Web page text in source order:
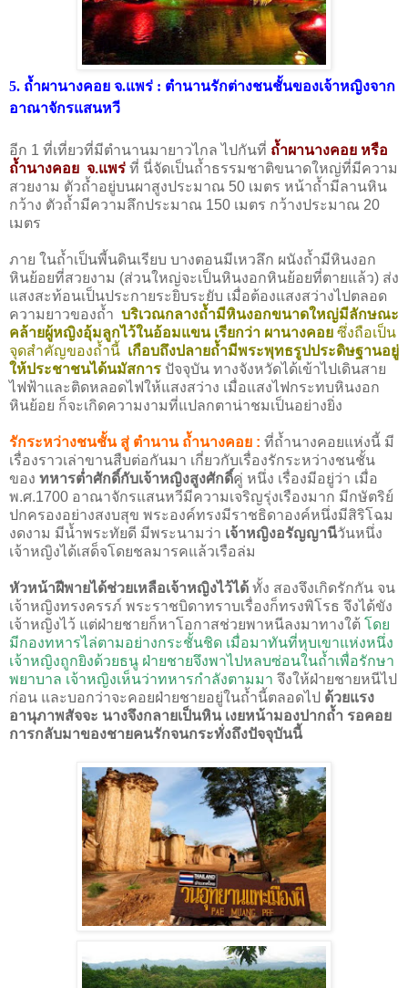
5. ถ้ำผานางคอย จ.แพร่ : ตำนานรักต่างชนชั้นของเจ้าหญิงจาก
อาณาจักรแสนหวี
อีก 1 ที่เที่ยวที่มีตำนานมายาวไกล ไปกันที่ ถ้ำผานางคอย หรือ
ถ้ำนางคอย จ.แพร่ ที่ นี่จัดเป็นถ้ำธรรมชาติขนาดใหญ่ที่มีความ
สวยงาม ตัวถ้ำอยู่บนผาสูงประมาณ 50 เมตร หน้าถ้ำมีลานหิน
กว้าง ตัวถ้ำมีความลึกประมาณ 150 เมตร กว้างประมาณ 20
เมตร
ภาย ในถ้ำเป็นพี้นดินเรียบ บางตอนมีเหวลึก ผนังถ้ำมีหินงอก
หินย้อยที่สวยงาม (ส่วนใหญ่จะเป็นหินงอกหินย้อยที่ตายแล้ว) ส่ง
แสงสะท้อนเป็นประกายระยิบระยับ เมื่อต้องแสงสว่างไปตลอด
ความยาวของถ้ำ บริเวณกลางถ้ำมีหินงอกขนาดใหญ่มีลักษณะ
คล้ายผู้หญิงอุ้มลูกไว้ในอ้อมแขน เรียกว่า ผานางคอย ซึ่งถือเป็น
จุดสำคัญของถ้ำนี้ เกือบถึงปลายถ้ำมีพระพุทธรูปประดิษฐานอยู่
ให้ประชาชนได้นมัสการ ปัจจุบัน ทางจังหวัดได้เข้าไปเดินสาย
ไฟฟ้าและติดหลอดไฟให้แสงสว่าง เมื่อแสงไฟกระทบหินงอก
หินย้อย ก็จะเกิดความงามที่แปลกตาน่าชมเป็นอย่างยิ่ง
รักระหว่างชนชั้น สู่ ตำนาน ถ้ำนางคอย : ที่ถ้ำนางคอยแห่งนี้ มี
เรื่องราวเล่าขานสืบต่อกันมา เกี่ยวกับเรื่องรักระหว่างชนชั้น
ของ ทหารต่ำศักดิ์กับเจ้าหญิงสูงศักดิ์คู่ หนึ่ง เรื่องมีอยู่ว่า เมื่อ
พ.ศ.1700 อาณาจักรแสนหวีมีความเจริญรุ่งเรืองมาก มีกษัตริย์
ปกครองอย่างสงบสุข พระองค์ทรงมีราชธิดาองค์หนึ่งมีสิริโฉม
งดงาม มีน้ำพระทัยดี มีพระนามว่า เจ้าหญิงอรัญญานีวันหนึ่ง
เจ้าหญิงได้เสด็จโดยชลมารคแล้วเรือล่ม
หัวหน้าฝีพายได้ช่วยเหลือเจ้าหญิงไว้ได้ ทั้ง สองจึงเกิดรักกัน จน
เจ้าหญิงทรงครรภ์ พระราชบิดาทราบเรื่องก็ทรงพิโรธ จึงได้ขัง
เจ้าหญิงไว้ แต่ฝ่ายชายก็หาโอกาสช่วยพาหนีลงมาทางใต้ โดย
มีกองทหารไล่ตามอย่างกระชั้นชิด เมื่อมาทันที่หุบเขาแห่งหนึ่ง
เจ้าหญิงถูกยิงด้วยธนู ฝ่ายชายจึงพาไปหลบซ่อนในถ้ำเพื่อรักษา
พยาบาล เจ้าหญิงเห็นว่าทหารกำลังตามมา จึงให้ฝ่ายชายหนีไป
ก่อน และบอกว่าจะคอยฝ่ายชายอยู่ในถ้ำนี้ตลอดไป ด้วยแรง
อานุภาพสัจจะ นางจึงกลายเป็นหิน เงยหน้ามองปากถ้ำ รอคอย
การกลับมาของชายคนรักจนกระทั่งถึงปัจจุบันนี้